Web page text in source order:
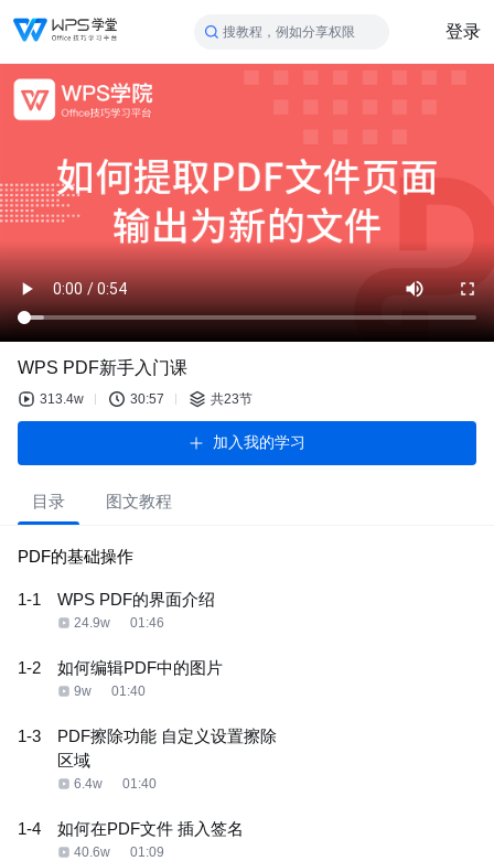
搜教程，例如分享权限 登录
WPS PDF新手入门课
313.4w 30:57 共23节
加入我的学习
目录 图文教程
PDF的基础操作
1-1 WPS PDF的界面介绍
24.9w 01:46
1-2 如何编辑PDF中的图片
9w 01:40
1-3
PDF擦除功能 自定义设置擦除
区域
6.4w 01:40
1-4 如何在PDF文件 插入签名
40.6w 01:09